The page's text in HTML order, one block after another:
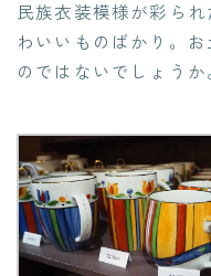
民族衣装模様が彩ら
わいいものばかり。
のではないでしょうか